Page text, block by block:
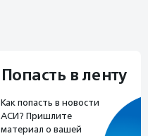
Попасть в ленту
Как попасть в новости
АСИ? Пришлите
материал о вашей